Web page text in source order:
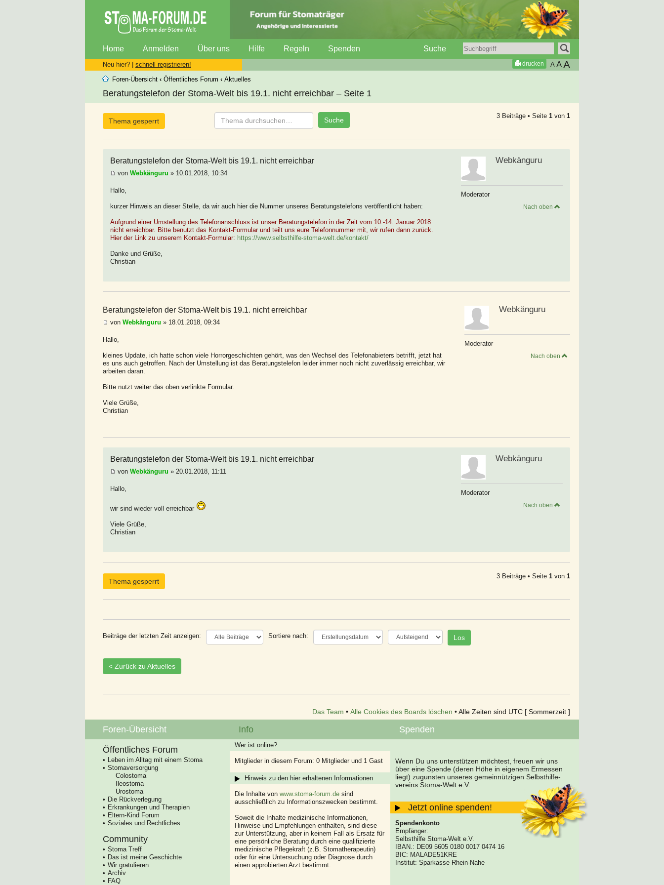
Home Anmelden Über uns Hilfe Regeln Spenden Suche
Neu hier? | schnell registrieren! drucken A AA
Foren-Übersicht ‹ Öffentliches Forum ‹ Aktuelles
Beratungstelefon der Stoma-Welt bis 19.1. nicht erreichbar – Seite 1
Thema gesperrt
3 Beiträge • Seite 1 von 1
Beratungstelefon der Stoma-Welt bis 19.1. nicht erreichbar
von Webkänguru » 10.01.2018, 10:34
Hallo,
kurzer Hinweis an dieser Stelle, da wir auch hier die Nummer unseres Beratungstelefons veröffentlicht haben:
Aufgrund einer Umstellung des Telefonanschluss ist unser Beratungstelefon in der Zeit vom 10.-14. Januar 2018
nicht erreichbar. Bitte benutzt das Kontakt-Formular und teilt uns eure Telefonnummer mit, wir rufen dann zurück.
Hier der Link zu unserem Kontakt-Formular: https://www.selbsthilfe-stoma-welt.de/kontakt/
Danke und Grüße,
Christian
Webkänguru
Moderator
Nach oben
Beratungstelefon der Stoma-Welt bis 19.1. nicht erreichbar
von Webkänguru » 18.01.2018, 09:34
Hallo,
kleines Update, ich hatte schon viele Horrorgeschichten gehört, was den Wechsel des Telefonabieters betrifft, jetzt hat
es uns auch getroffen. Nach der Umstellung ist das Beratungstelefon leider immer noch nicht zuverlässig erreichbar, wir
arbeiten daran.
Bitte nutzt weiter das oben verlinkte Formular.
Viele Grüße,
Christian
Webkänguru
Moderator
Nach oben
Beratungstelefon der Stoma-Welt bis 19.1. nicht erreichbar
von Webkänguru » 20.01.2018, 11:11
Hallo,
wir sind wieder voll erreichbar
Viele Grüße,
Christian
Webkänguru
Moderator
Nach oben
Thema gesperrt
3 Beiträge • Seite 1 von 1
Beiträge der letzten Zeit anzeigen: Sortiere nach:
< Zurück zu Aktuelles
Das Team • Alle Cookies des Boards löschen • Alle Zeiten sind UTC [ Sommerzeit ]
Foren-Übersicht
Öffentliches Forum
Leben im Alltag mit einem Stoma
Stomaversorgung
Colostoma
Ileostoma
Urostoma
Die Rückverlegung
Erkrankungen und Therapien
Eltern-Kind Forum
Soziales und Rechtliches
Community
Stoma Treff
Das ist meine Geschichte
Wir gratulieren
Archiv
FAQ
Info
Wer ist online?
Mitglieder in diesem Forum: 0 Mitglieder und 1 Gast
Hinweis zu den hier erhaltenen Informationen
Die Inhalte von www.stoma-forum.de sind
ausschließlich zu Informationszwecken bestimmt.
Soweit die Inhalte medizinische Informationen,
Hinweise und Empfehlungen enthalten, sind diese
zur Unterstützung, aber in keinem Fall als Ersatz für
eine persönliche Beratung durch eine qualifizierte
medizinische Pflegekraft (z.B. Stomatherapeutin)
oder für eine Untersuchung oder Diagnose durch
einen approbierten Arzt bestimmt.
Spenden
Wenn Du uns unterstützen möchtest, freuen wir uns
über eine Spende (deren Höhe in eigenem Ermessen
liegt) zugunsten unseres gemeinnützigen Selbsthilfe-
vereins Stoma-Welt e.V.
Jetzt online spenden!
Spendenkonto
Empfänger:
Selbsthilfe Stoma-Welt e.V.
IBAN.: DE09 5605 0180 0017 0474 16
BIC: MALADE51KRE
Institut: Sparkasse Rhein-Nahe